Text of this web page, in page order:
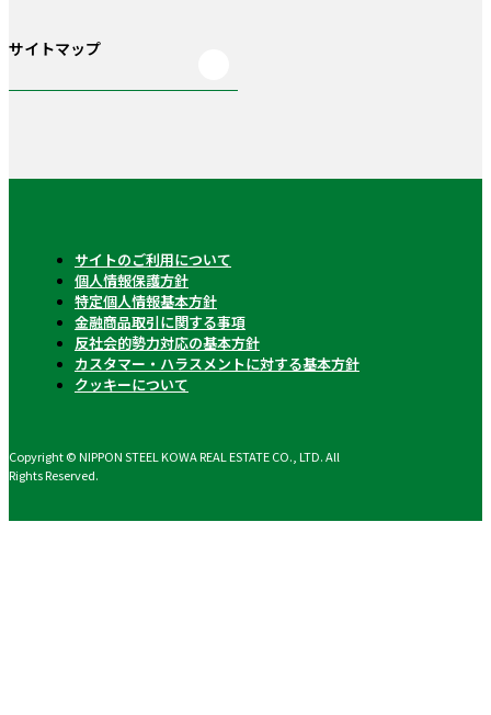
サイトマップ
サイトのご利用について
個人情報保護方針
特定個人情報基本方針
金融商品取引に関する事項
反社会的勢力対応の基本方針
カスタマー・ハラスメントに対する基本方針
クッキーについて
Copyright © NIPPON STEEL KOWA REAL ESTATE CO., LTD. All
Rights Reserved.